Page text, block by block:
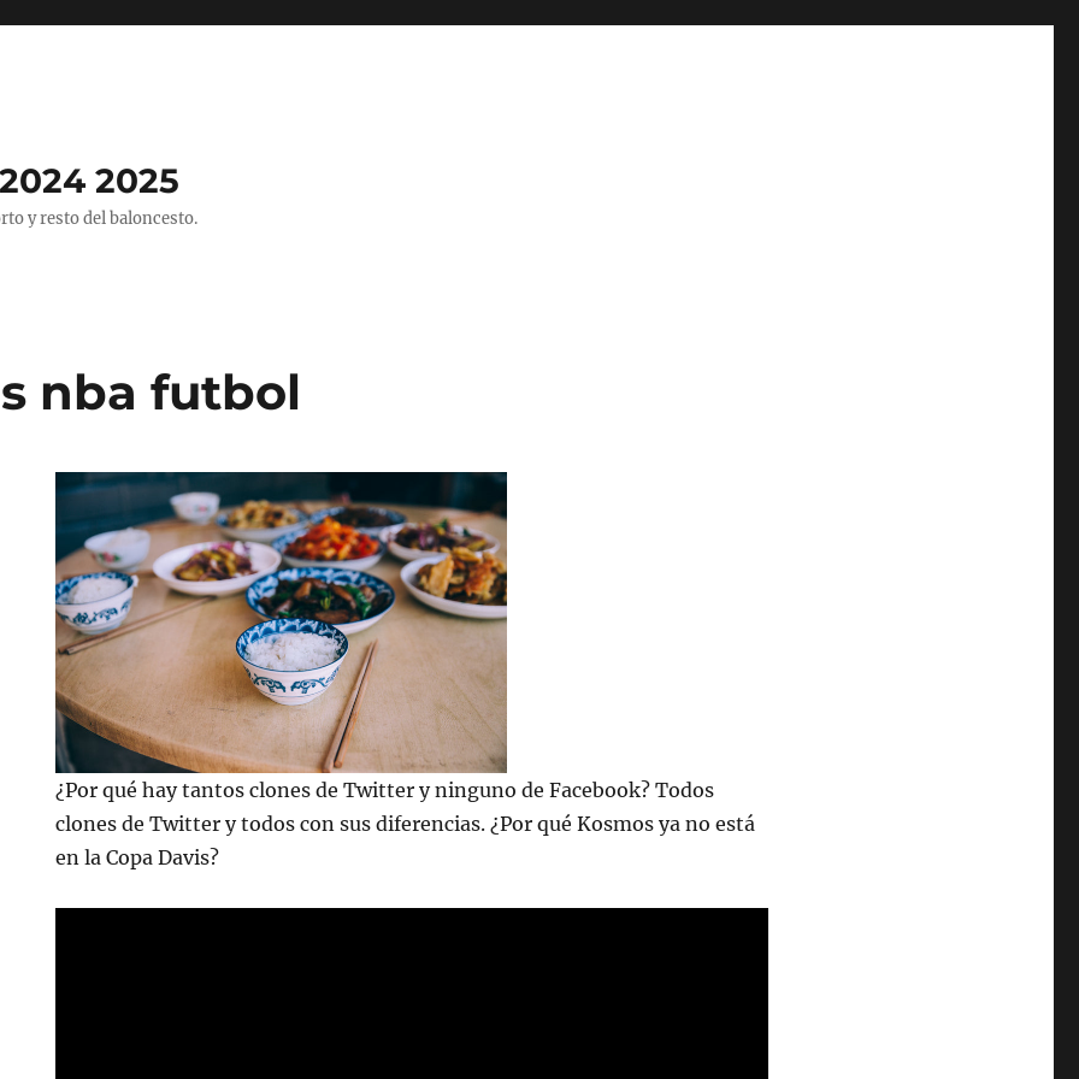
2025
y resto del baloncesto.
nba futbol
¿Por qué hay tantos clones de Twitter y ninguno de Facebook? Todos
clones de Twitter y todos con sus diferencias. ¿Por qué Kosmos ya no está
en la Copa Davis?